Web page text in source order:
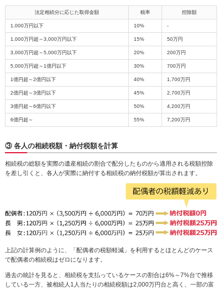
法定相続分に応じた取得金額 税率 控除額
1,000万円以下 10% -
1,000万円超～3,000万円以下 15% 50万円
3,000万円超～5,000万円以下 20% 200万円
5,000万円超～1億円以下 30% 700万円
1億円超～2億円以下 40% 1,700万円
2億円超～3億円以下 45% 2,700万円
3億円超～6億円以下 50% 4,200万円
6億円超～ 55% 7,200万円
③ 各人の相続税額・納付税額を計算
相続税の総額を実際の遺産相続の割合で配分したものから適用される税額控除
を差し引くと、各人が実際に納付する相続税の納付税額が算出されます。
上記の計算例のように、「配偶者の税額軽減」を利用するとほとんどのケース
で配偶者の相続税はゼロになります。
過去の統計を見ると、相続税を支払っているケースの割合は6%～7%台で推移
している一方、被相続人1人当たりの相続税額は2,000万円台と高く、一部の富